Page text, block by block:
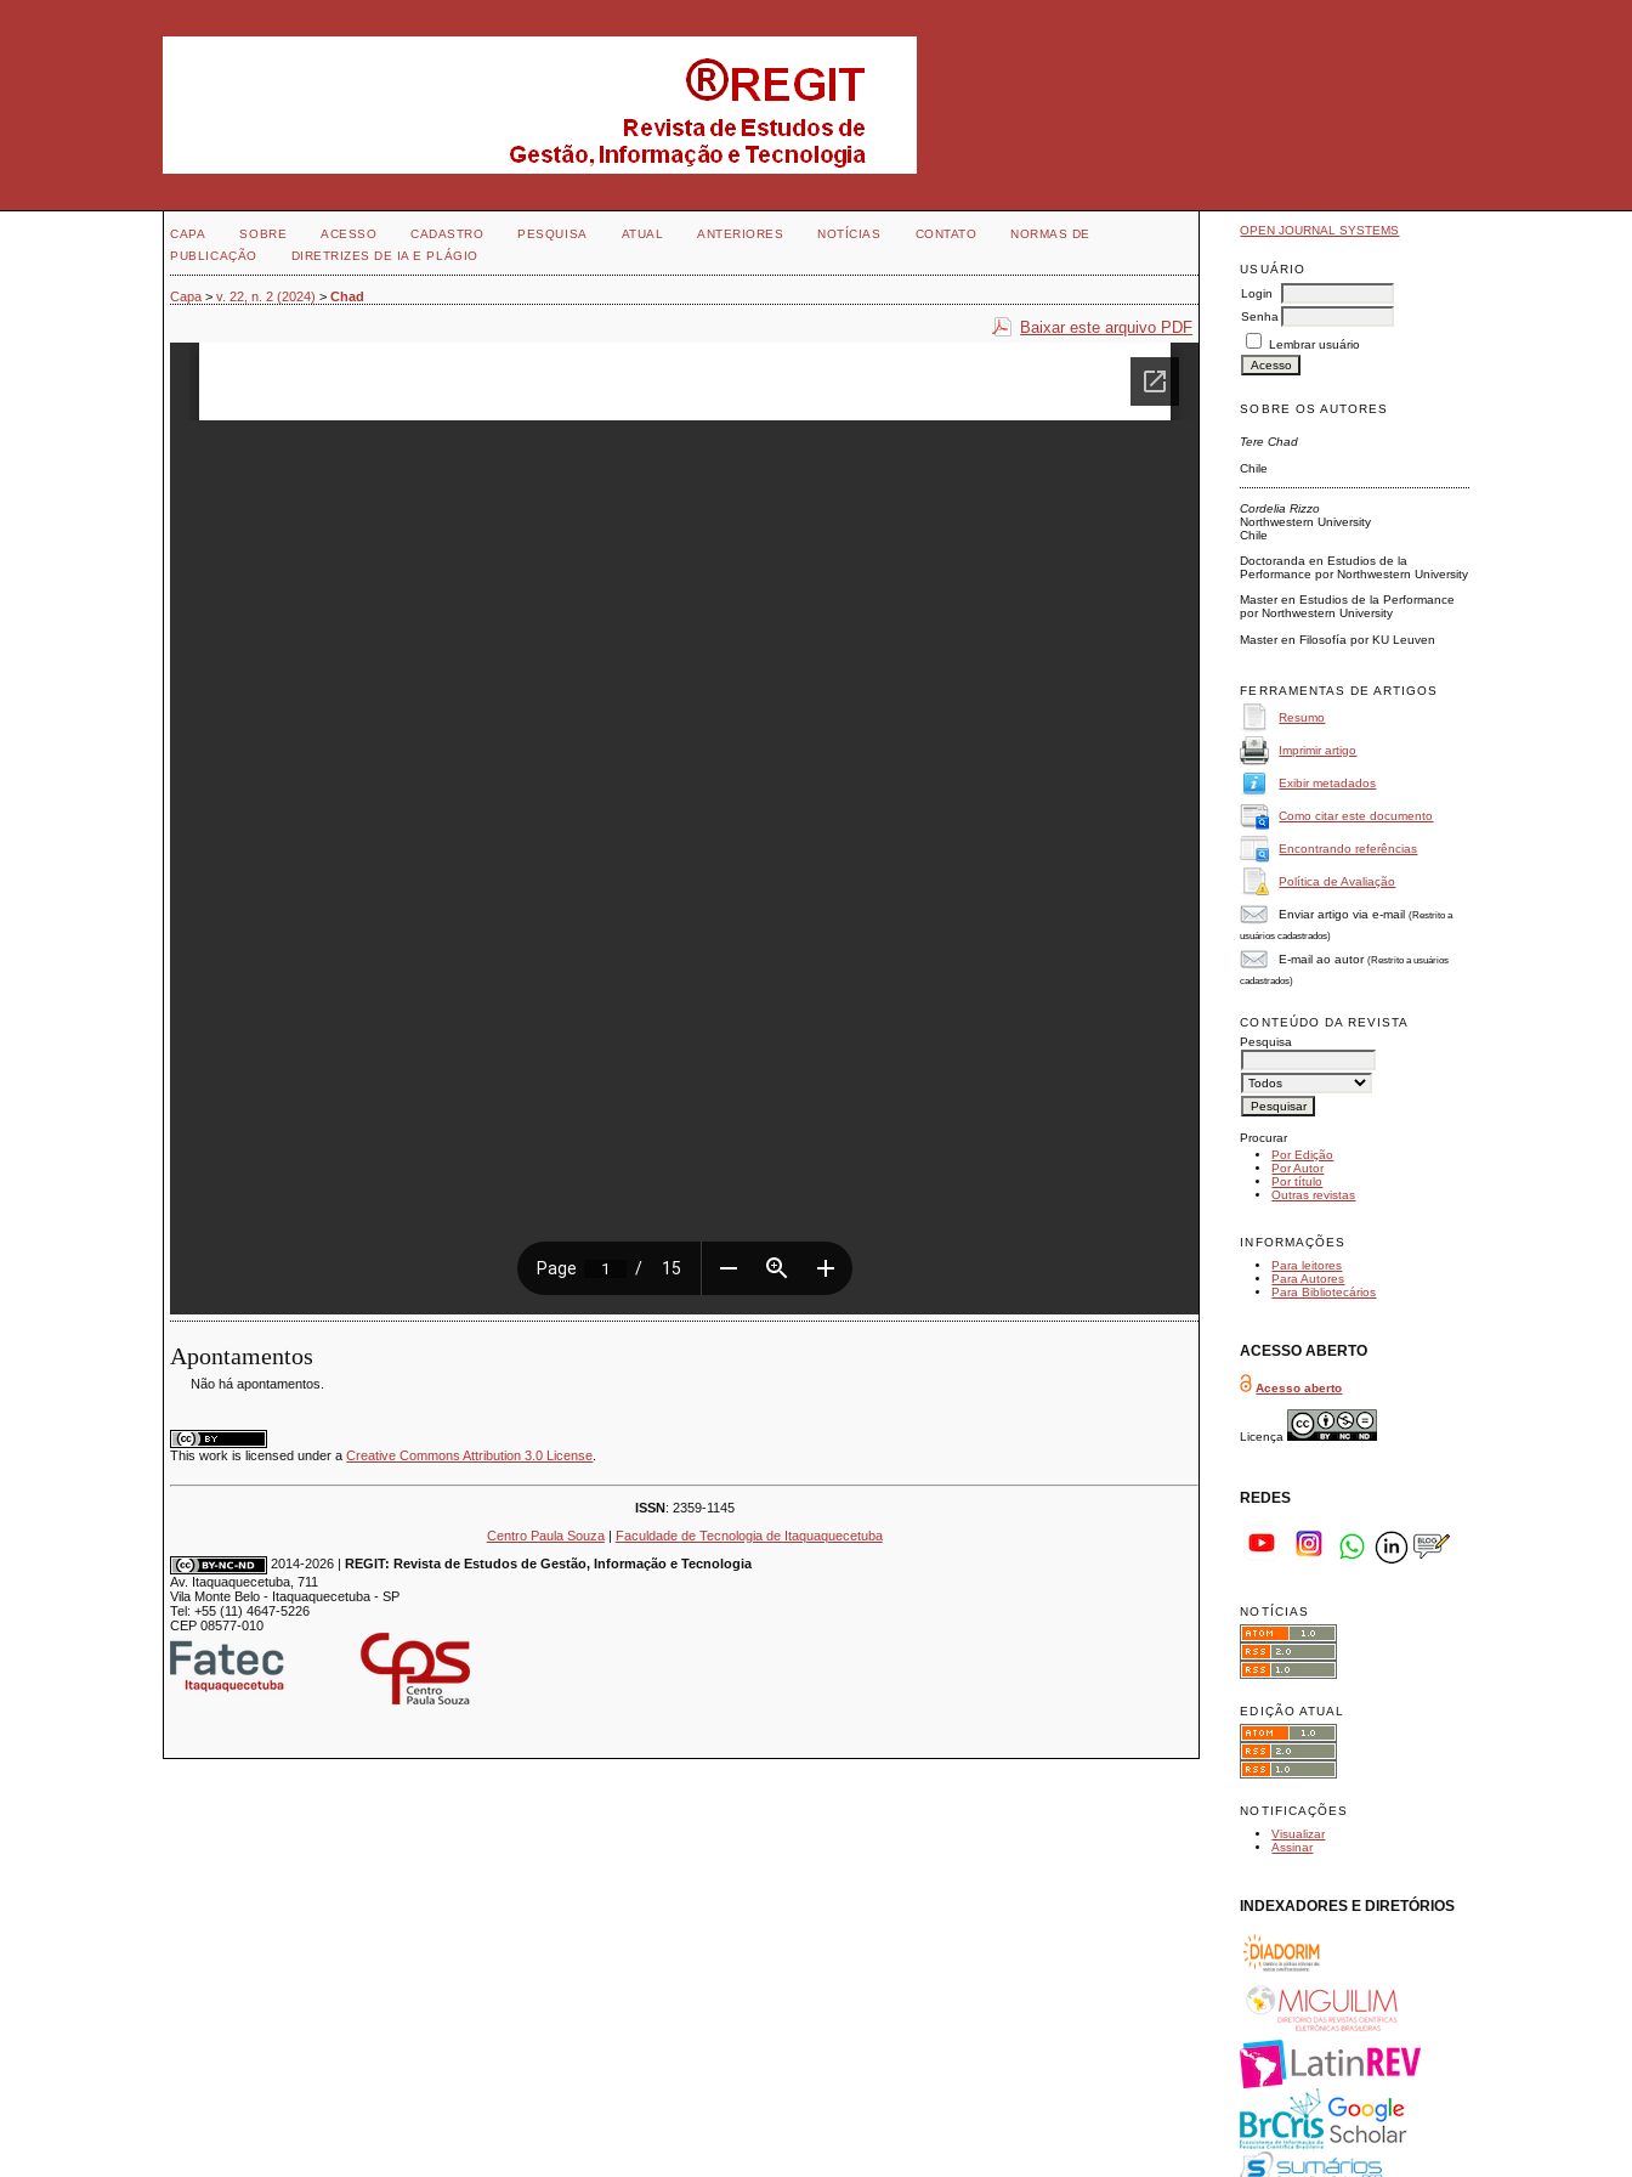
OPEN JOURNAL SYSTEMS
USUÁRIO
Login
Senha
Lembrar usuário
SOBRE OS AUTORES
Tere Chad
Chile
Cordelia Rizzo
Northwestern University
Chile
Doctoranda en Estudios de la
Performance por Northwestern University
Master en Estudios de la Performance
por Northwestern University
Master en Filosofía por KU Leuven
FERRAMENTAS DE ARTIGOS
Resumo
Imprimir artigo
Exibir metadados
Como citar este documento
Encontrando referências
Política de Avaliação
Enviar artigo via e-mail(Restrito a
usuários cadastrados)
E-mail ao autor(Restrito a usuários
cadastrados)
CONTEÚDO DA REVISTA
Pesquisa
Procurar
Por Edição
Por Autor
Por título
Outras revistas
INFORMAÇÕES
Para leitores
Para Autores
Para Bibliotecários
ACESSO ABERTO
Acesso aberto
Licença
REDES
NOTÍCIAS
EDIÇÃO ATUAL
NOTIFICAÇÕES
Visualizar
Assinar
INDEXADORES E DIRETÓRIOS
CAPA SOBRE ACESSO CADASTRO PESQUISA ATUAL ANTERIORES NOTÍCIAS CONTATO
NORMAS DE
PUBLICAÇÃO
DIRETRIZES DE IA E PLÁGIO
Capa >v. 22, n. 2 (2024) >Chad
Baixar este arquivo PDF
Apontamentos
Não há apontamentos.
Thiswork is licensed under aCreative Commons Attribution 3.0 License
ISSN: 2359-1145
Centro Paula Souza|
Faculdade de Tecnologia de Itaquaquecetuba
2014-2026 |
REGIT: Revista de Estudos de Gestão, Informação e Tecnologia
Av. Itaquaquecetuba, 711
Vila Monte Belo - Itaquaquecetuba - SP
Tel: +55 (11) 4647-5226
CEP 08577-010